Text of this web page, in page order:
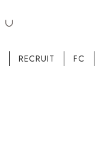
RECRUIT FC